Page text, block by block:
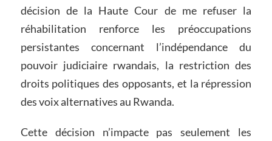
décision de la Haute Cour de me refuser la
réhabilitation renforce les préoccupations
persistantes concernant l’indépendance du
pouvoir judiciaire rwandais, la restriction des
droits politiques des opposants, et la répression
des voix alternatives au Rwanda.
Cette décision n’impacte pas seulement les